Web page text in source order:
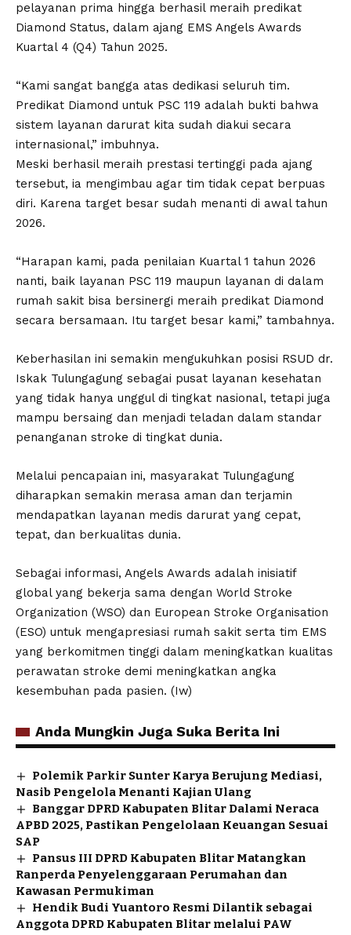
pelayanan prima hingga berhasil meraih predikat
Diamond Status, dalam ajang EMS Angels Awards
Kuartal 4 (Q4) Tahun 2025.
“Kami sangat bangga atas dedikasi seluruh tim.
Predikat Diamond untuk PSC 119 adalah bukti bahwa
sistem layanan darurat kita sudah diakui secara
internasional,” imbuhnya.
Meski berhasil meraih prestasi tertinggi pada ajang
tersebut, ia mengimbau agar tim tidak cepat berpuas
diri. Karena target besar sudah menanti di awal tahun
2026.
“Harapan kami, pada penilaian Kuartal 1 tahun 2026
nanti, baik layanan PSC 119 maupun layanan di dalam
rumah sakit bisa bersinergi meraih predikat Diamond
secara bersamaan. Itu target besar kami,” tambahnya.
Keberhasilan ini semakin mengukuhkan posisi RSUD dr.
Iskak Tulungagung sebagai pusat layanan kesehatan
yang tidak hanya unggul di tingkat nasional, tetapi juga
mampu bersaing dan menjadi teladan dalam standar
penanganan stroke di tingkat dunia.
Melalui pencapaian ini, masyarakat Tulungagung
diharapkan semakin merasa aman dan terjamin
mendapatkan layanan medis darurat yang cepat,
tepat, dan berkualitas dunia.
​Sebagai informasi, Angels Awards adalah inisiatif
global yang bekerja sama dengan World Stroke
Organization (WSO) dan European Stroke Organisation
(ESO) untuk mengapresiasi rumah sakit serta tim EMS
yang berkomitmen tinggi dalam meningkatkan kualitas
perawatan stroke demi meningkatkan angka
kesembuhan pada pasien. (Iw)
Anda Mungkin Juga Suka Berita Ini
Polemik Parkir Sunter Karya Berujung Mediasi,
Nasib Pengelola Menanti Kajian Ulang
Banggar DPRD Kabupaten Blitar Dalami Neraca
APBD 2025, Pastikan Pengelolaan Keuangan Sesuai
SAP
Pansus III DPRD Kabupaten Blitar Matangkan
Ranperda Penyelenggaraan Perumahan dan
Kawasan Permukiman
Hendik Budi Yuantoro Resmi Dilantik sebagai
Anggota DPRD Kabupaten Blitar melalui PAW